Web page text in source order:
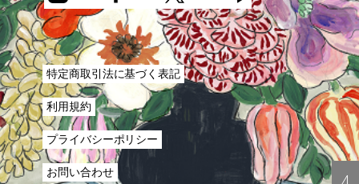
特定商取引法に基づく表記
利用規約
プライバシーポリシー
お問い合わせ